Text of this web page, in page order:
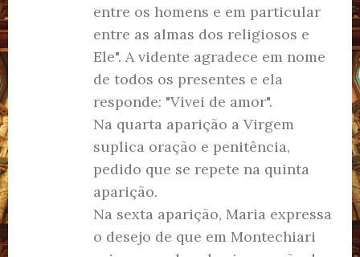
entre os homens e em particular
entre as almas dos religiosos e
Ele". A vidente agradece em nome
de todos os presentes e ela
responde: "Vivei de amor".
Na quarta aparição a Virgem
suplica oração e penitência,
pedido que se repete na quinta
aparição.
Na sexta aparição, Maria expressa
o desejo de que em Montechiari